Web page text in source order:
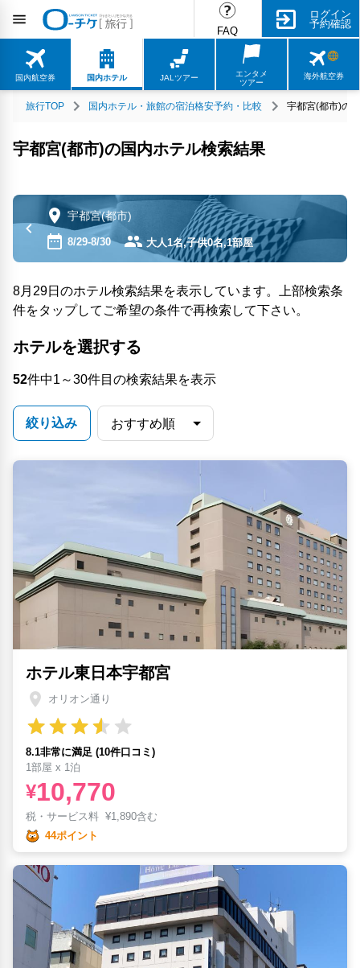
FAQ
ログイン
予約確認
国内航空券 国内ホテル JALツアー
エンタメ
ツアー
海外航空券
旅行TOP 国内ホテル・旅館の宿泊格安予約・比較 宇都宮(都市)の
宇都宮(都市)の国内ホテル検索結果
宇都宮(都市)
8/29-8/30 大人1名,子供0名,1部屋
8月29日のホテル検索結果を表示しています。上部検索条
件をタップしてご希望の条件で再検索して下さい。
ホテルを選択する
52件中1～30件目の検索結果を表示
絞り込み
ホテル東日本宇都宮
オリオン通り
8.1非常に満足 (10件口コミ)
1部屋 x 1泊
¥10,770
税・サービス料 ¥1,890含む
44ポイント